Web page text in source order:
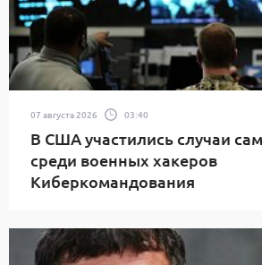
07 августа 2026 03:40
В США участились случаи
среди военных хакеров
Киберкомандования